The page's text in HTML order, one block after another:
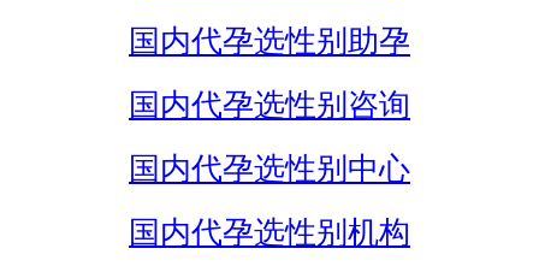
国内代孕选性别助孕
国内代孕选性别咨询
国内代孕选性别中心
国内代孕选性别机构